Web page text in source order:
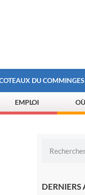
DU COMMINGES
EMPLOI
DERNIERS